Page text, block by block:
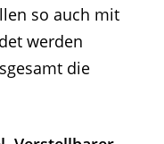
so auch mit
werden
die